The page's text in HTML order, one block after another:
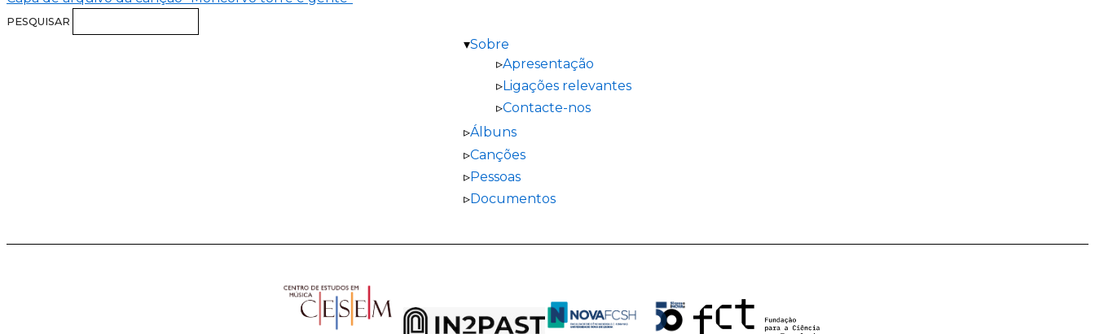
PESQUISAR
Sobre
Apresentação
Ligações relevantes
Contacte-nos
Álbuns
Canções
Pessoas
Documentos